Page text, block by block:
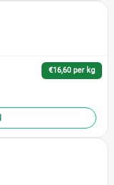
€16,60 per kg